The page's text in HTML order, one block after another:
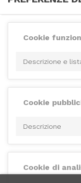
Cookie
Descrizione e
Cookie
Descrizione
Cookie di